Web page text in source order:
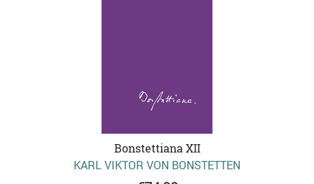
Bonstettiana XII
KARL VIKTOR VON BONSTETTEN